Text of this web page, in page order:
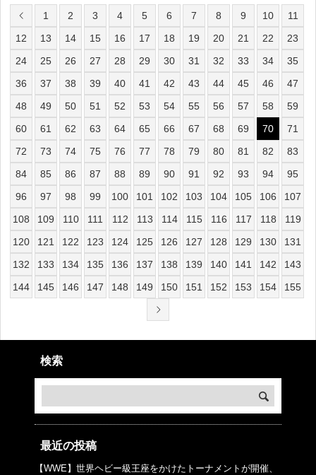
1 2 3 4 5 6 7 8 9 10
11
12
13 14 15 16 17 18 19 20 21 22
23
24
25 26 27 28 29 30 31 32 33 34
35
36
37 38 39 40 41 42 43 44 45 46
47
48
49 50 51 52 53 54 55 56 57 58
59
60
61 62 63 64 65 66 67 68 69 70
71
72
73 74 75 76 77 78 79 80 81 82
83
84
85 86 87 88 89 90 91 92 93 94
95
96
97 98 99 100 101 102 103 104 105 106
107
108
109 110 111 112 113 114 115 116 117 118
119
120
121 122 123 124 125 126 127 128 129 130
131
132
133 134 135 136 137 138 139 140 141 142
143
144
145 146 147 148 149 150 151 152 153 154 155
検索
最近の投稿
【WWE】世界ヘビー級王座をかけたトーナメントが開催、
© プロレスJunkie ～WWEの最新情報 USA～